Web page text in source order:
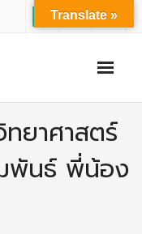
สิต
ยาศาสตร์
มพันธ์ พี่น้อง
Translate »